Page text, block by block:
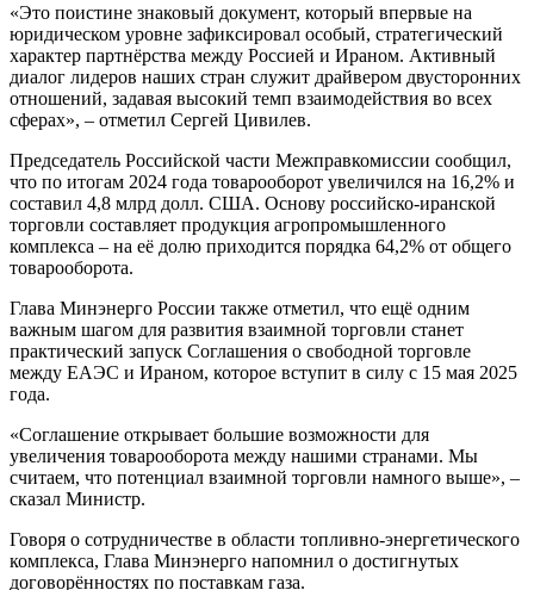
«Это поистине знаковый документ, который впервые на
юридическом уровне зафиксировал особый, стратегический
характер партнёрства между Россией и Ираном. Активный
диалог лидеров наших стран служит драйвером двусторонних
отношений, задавая высокий темп взаимодействия во всех
сферах», – отметил Сергей Цивилев.
Председатель Российской части Межправкомиссии сообщил,
что по итогам 2024 года товарооборот увеличился на 16,2% и
составил 4,8 млрд долл. США. Основу российско-иранской
торговли составляет продукция агропромышленного
комплекса – на её долю приходится порядка 64,2% от общего
товарооборота.
Глава Минэнерго России также отметил, что ещё одним
важным шагом для развития взаимной торговли станет
практический запуск Соглашения о свободной торговле
между ЕАЭС и Ираном, которое вступит в силу с 15 мая 2025
года.
«Соглашение открывает большие возможности для
увеличения товарооборота между нашими странами. Мы
считаем, что потенциал взаимной торговли намного выше», –
сказал Министр.
Говоря о сотрудничестве в области топливно-энергетического
комплекса, Глава Минэнерго напомнил о достигнутых
договорённостях по поставкам газа.